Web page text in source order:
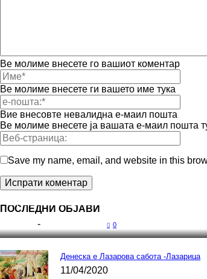
Ве молиме внесете го вашиот коментар
Ве молиме внесете ги вашето име тука
Вие внесовте невалидна е-маил пошта
Ве молиме внесете ја вашата е-маил пошта
Save my name, email, and website in this
ПОСЛЕДНИ ОБЈАВИ
- 0
Денеска е Лазарова сабота -Лазарицa
11/04/2020